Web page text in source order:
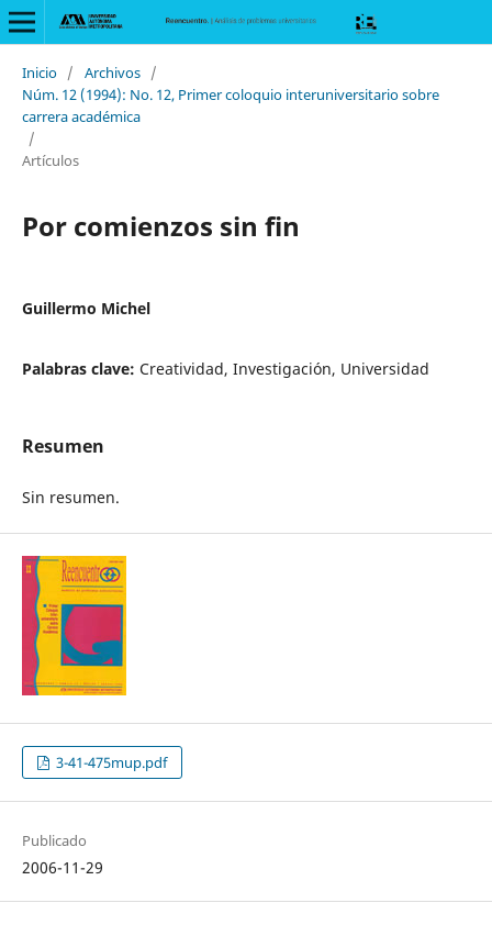
Inicio / Archivos /
Núm. 12 (1994): No. 12, Primer coloquio interuniversitario sobre
carrera académica
/
Artículos
Por comienzos sin fin
Guillermo Michel
Palabras clave: Creatividad, Investigación, Universidad
Resumen
Sin resumen.
3-41-475mup.pdf
Publicado
2006-11-29